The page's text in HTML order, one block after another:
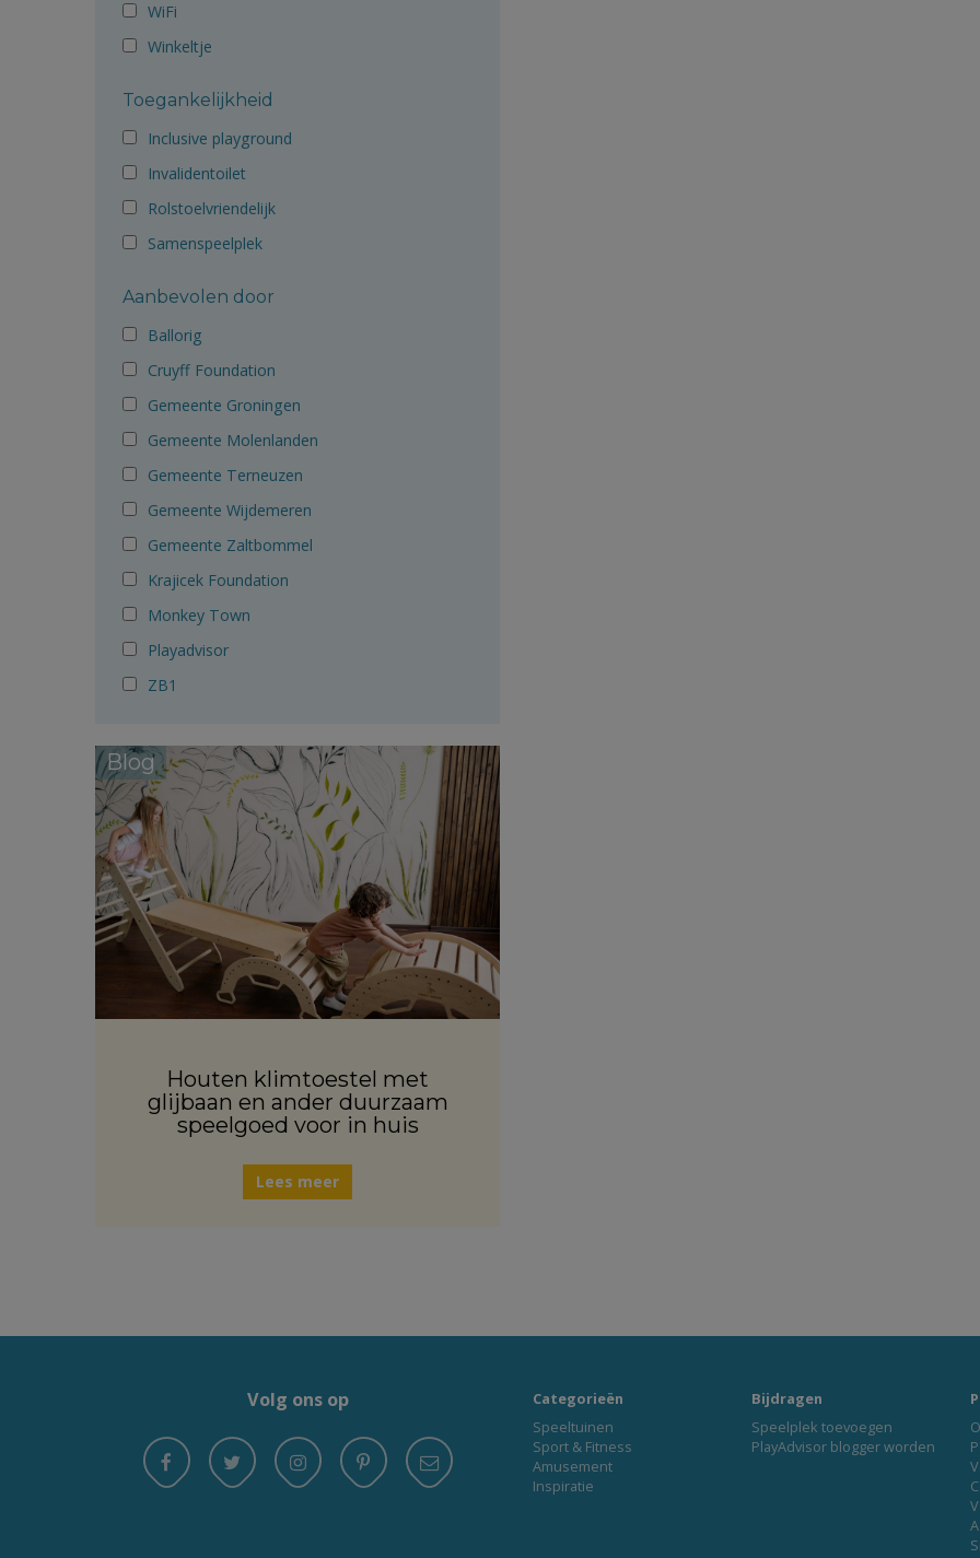
WiFi
Winkeltje
Toegankelijkheid
Inclusive playground
Invalidentoilet
Rolstoelvriendelijk
Samenspeelplek
Aanbevolen door
Ballorig
Cruyff Foundation
Gemeente Groningen
Gemeente Molenlanden
Gemeente Terneuzen
Gemeente Wijdemeren
Gemeente Zaltbommel
Krajicek Foundation
Monkey Town
Playadvisor
ZB1
Blog
Houten klimtoestel met
glijbaan en ander duurzaam
speelgoed voor in huis
Lees meer
Volg ons op
Categorieën
Speeltuinen
Sport & Fitness
Amusement
Inspiratie
Bijdragen
Speelplek toevoegen
PlayAdvisor blogger worden